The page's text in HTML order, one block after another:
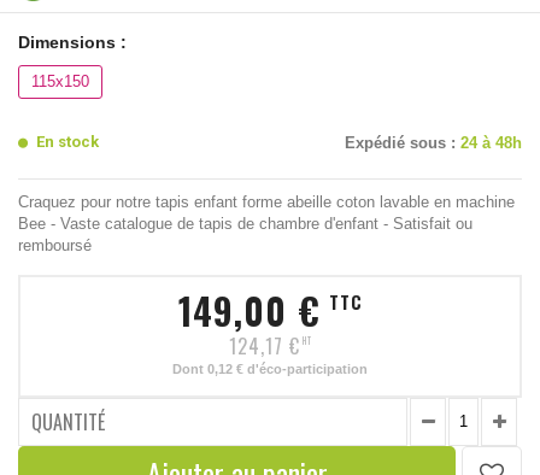
Dimensions :
115x150
En stock Expédié sous : 24 à 48h
Craquez pour notre tapis enfant forme abeille coton lavable en machine
Bee - Vaste catalogue de tapis de chambre d'enfant - Satisfait ou
remboursé
149,00 € TTC
124,17 € HT
Dont 0,12 € d'éco-participation
QUANTITÉ